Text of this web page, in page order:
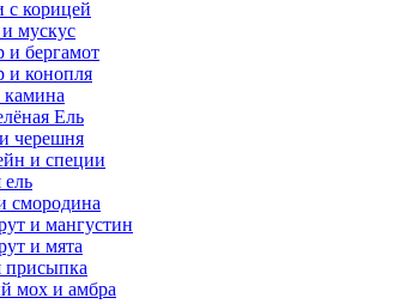
с корицей
мускус
и бергамот
и конопля
камина
Ель
черешня
и специи
ель
смородина
и мангустин
и мята
присыпка
мох и амбра